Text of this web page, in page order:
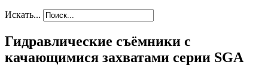
Искать...
Гидравлические съёмники с
качающимися захватами серии SGA